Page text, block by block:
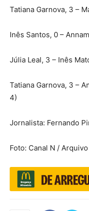
Tatiana Garnova, 3 –
Inês Santos, 0 –
Júlia Leal, 3 – Inês
Tatiana Garnova, 3 –
4)
Jornalista: Fernando
Foto: Canal N / Arquivo